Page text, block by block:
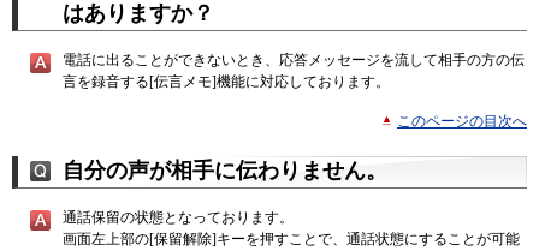
はありますか？
電話に出ることができないとき、応答メッセージを流して相手の方の伝
言を録音する[伝言メモ]機能に対応しております。
このページの目次へ
自分の声が相手に伝わりません。
通話保留の状態となっております。
画面左上部の[保留解除]キーを押すことで、通話状態にすることが可能